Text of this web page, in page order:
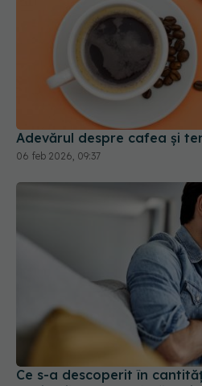
Adevărul despre cafea și
06 feb 2026, 09:37
Ce s-a descoperit în
pacienților care suferă un
15 iul 2026, 11:34